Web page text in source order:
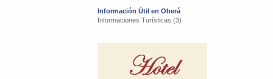
Información Útil en Oberá
Informaciones Turísticas (3)